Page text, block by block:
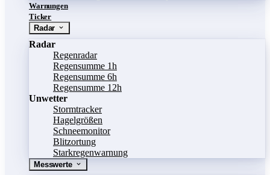
Warnungen
Ticker
Radar
Radar
Regenradar
Regensumme 1h
Regensumme 6h
Regensumme 12h
Unwetter
Stormtracker
Hagelgrößen
Schneemonitor
Blitzortung
Starkregenwarnung
Messwerte